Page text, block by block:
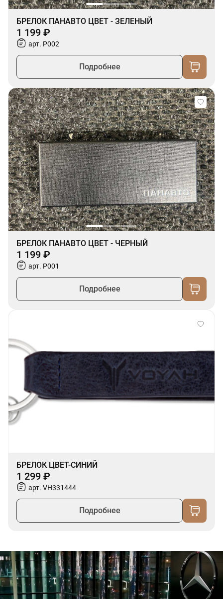
БРЕЛОК ПАНАВТО ЦВЕТ - ЗЕЛЕНЫЙ
1 199 ₽
арт. P002
Подробнее
БРЕЛОК ПАНАВТО ЦВЕТ - ЧЕРНЫЙ
1 199 ₽
арт. P001
Подробнее
БРЕЛОК ЦВЕТ-СИНИЙ
1 299 ₽
арт. VH331444
Подробнее